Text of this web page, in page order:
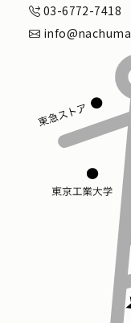
03-6772-7418